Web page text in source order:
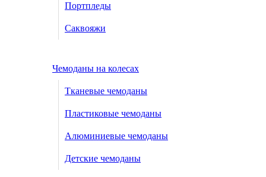
Портпледы
Саквояжи
Чемоданы на колесах
Тканевые чемоданы
Пластиковые чемоданы
Алюминиевые чемоданы
Детские чемоданы